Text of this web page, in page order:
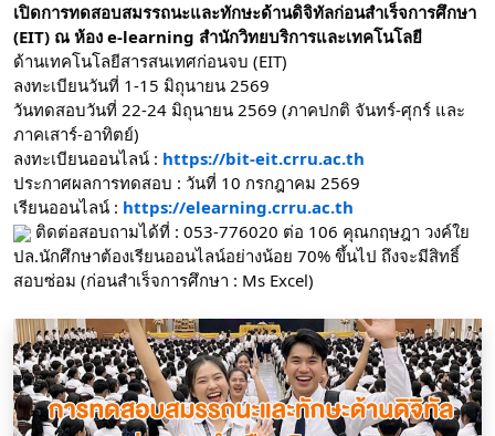
เปิดการทดสอบสมรรถนะและทักษะด้านดิจิทัลก่อนสำเร็จการศึกษา
(EIT) ณ ห้อง e-learning สำนักวิทยบริการและเทคโนโลยี
ด้านเทคโนโลยีสารสนเทศก่อนจบ (EIT)
ลงทะเบียนวันที่ 1-15 มิถุนายน 2569
วันทดสอบวันที่ 22-24 มิถุนายน 2569 (ภาคปกติ จันทร์-ศุกร์ และ
ภาคเสาร์-อาทิตย์)
ลงทะเบียนออนไลน์ : https://bit-eit.crru.ac.th
ประกาศผลการทดสอบ : วันที่ 10 กรกฎาคม 2569
เรียนออนไลน์ : https://elearning.crru.ac.th
ติดต่อสอบถามได้ที่ : 053-776020 ต่อ 106 คุณกฤษฎา วงค์ใย
ปล.นักศึกษาต้องเรียนออนไลน์อย่างน้อย 70% ขึ้นไป ถึงจะมีสิทธิ์
สอบซ่อม (ก่อนสำเร็จการศึกษา : Ms Excel)